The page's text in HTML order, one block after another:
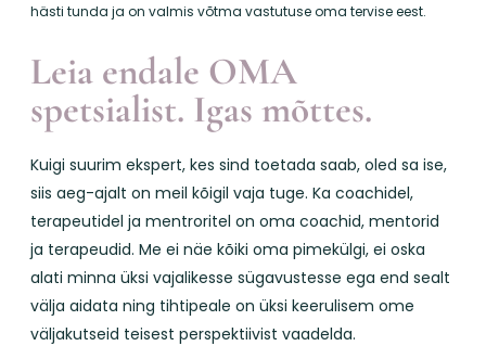
hästi tunda ja on valmis võtma vastutuse oma tervise eest.
Leia endale OMA
spetsialist. Igas mõttes.
Kuigi suurim ekspert, kes sind toetada saab, oled sa ise,
siis aeg-ajalt on meil kõigil vaja tuge. Ka coachidel,
terapeutidel ja mentroritel on oma coachid, mentorid
ja terapeudid. Me ei näe kõiki oma pimekülgi, ei oska
alati minna üksi vajalikesse sügavustesse ega end sealt
välja aidata ning tihtipeale on üksi keerulisem ome
väljakutseid teisest perspektiivist vaadelda.